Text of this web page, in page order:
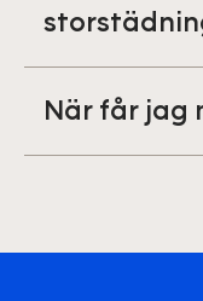
När får jag